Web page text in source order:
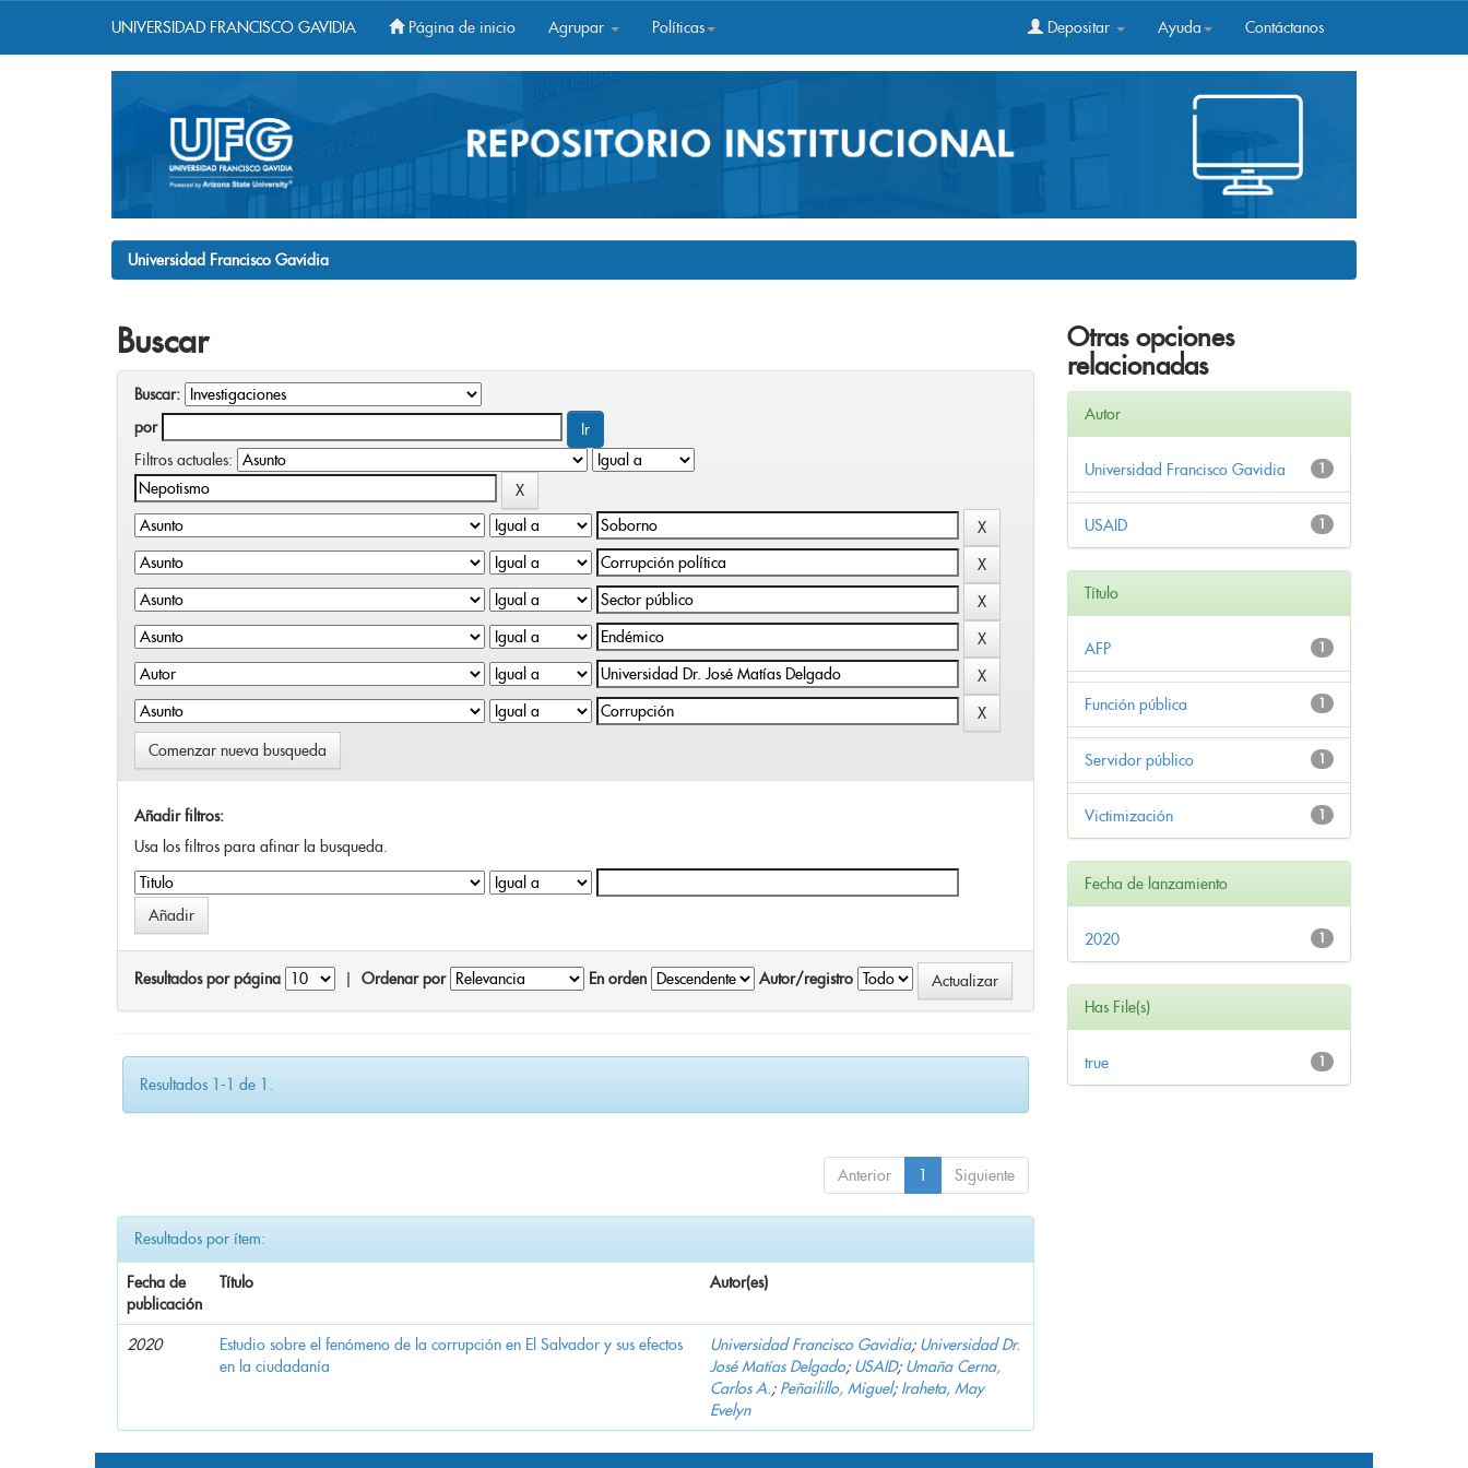
UNIVERSIDAD FRANCISCO GAVIDIA Página de inicio Agrupar Políticas Depositar Ayuda Contáctanos
Universidad Francisco Gavidia
Buscar
Buscar:
por
Filtros actuales:
Comenzar nueva busqueda
Añadir filtros:
Usa los filtros para afinar la busqueda.
Resultados por página Ordenar por En orden Autor/registro
Resultados 1-1 de 1.
Anterior 1 Siguiente
Resultados por ítem:
Fecha de
publicación
Título Autor(es)
2020
Estudio sobre el fenómeno de la corrupción en El Salvador y sus efectos
en la ciudadanía
Universidad Francisco Gavidia; Universidad Dr.
José Matías Delgado; USAID; Umaña Cerna,
Carlos A.; Peñailillo, Miguel; Iraheta, May
Evelyn
Otras opciones
relacionadas
Autor
1
Universidad Francisco Gavidia
1
USAID
Título
1
AFP
1
Función pública
1
Servidor público
1
Victimización
Fecha de lanzamiento
1
2020
Has File(s)
1
true